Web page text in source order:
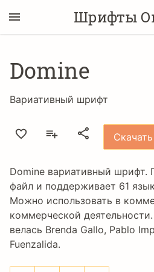
Шрифты
Domine
Вариативный шрифт
Domine вариативный шрифт.
файл и поддерживает 61
Можно использовать в
коммерческой
велась Brenda Gallo, Pablo
Fuenzalida.